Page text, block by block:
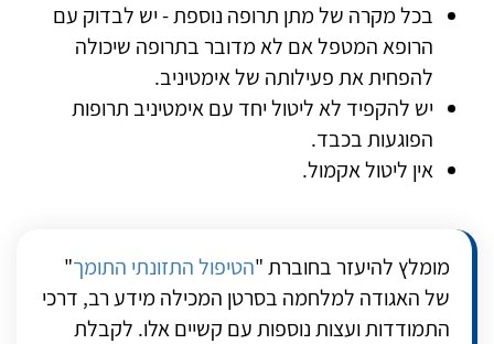
בכל מקרה של מתן תרופה נוספת - יש לבדוק עם
הרופא המטפל אם לא מדובר בתרופה שיכולה
להפחית את פעילותה של אימטיניב.
יש להקפיד לא ליטול יחד עם אימטיניב תרופות
הפוגעות בכבד.
אין ליטול אקמול.
מומלץ להיעזר בחוברת "הטיפול התזונתי התומך"
של האגודה למלחמה בסרטן המכילה מידע רב, דרכי
התמודדות ועצות נוספות עם קשיים אלו. לקבלת